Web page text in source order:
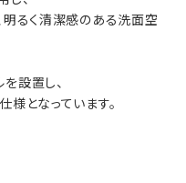
明るく清潔感のある洗面空
設置し、
となっています。